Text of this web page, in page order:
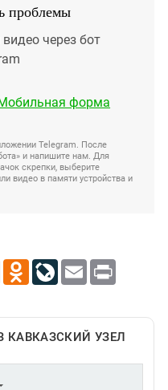
проблемы
через бот
форма
Telegram. После
и напишите нам. Для
скрепки, выберите
видео в памяти устройства и
X Odnoklassniki
LiveJournal
Email Print
КАВКАЗСКИЙ УЗЕЛ